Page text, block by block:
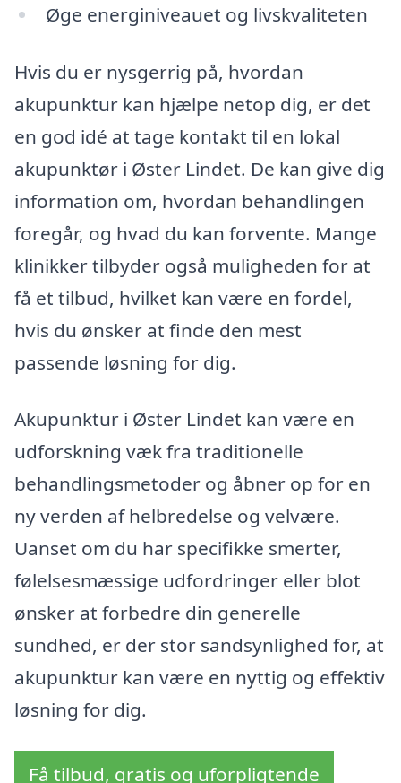
Øge energiniveauet og livskvaliteten
Hvis du er nysgerrig på, hvordan
akupunktur kan hjælpe netop dig, er det
en god idé at tage kontakt til en lokal
akupunktør i Øster Lindet. De kan give dig
information om, hvordan behandlingen
foregår, og hvad du kan forvente. Mange
klinikker tilbyder også muligheden for at
få et tilbud, hvilket kan være en fordel,
hvis du ønsker at finde den mest
passende løsning for dig.
Akupunktur i Øster Lindet kan være en
udforskning væk fra traditionelle
behandlingsmetoder og åbner op for en
ny verden af helbredelse og velvære.
Uanset om du har specifikke smerter,
følelsesmæssige udfordringer eller blot
ønsker at forbedre din generelle
sundhed, er der stor sandsynlighed for, at
akupunktur kan være en nyttig og effektiv
løsning for dig.
Få tilbud, gratis og uforpligtende